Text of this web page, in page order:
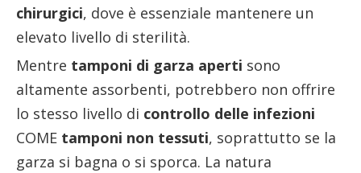
chirurgici, dove è essenziale mantenere un
elevato livello di sterilità.
Mentre tamponi di garza aperti sono
altamente assorbenti, potrebbero non offrire
lo stesso livello di controllo delle infezioni
COME tamponi non tessuti, soprattutto se la
garza si bagna o si sporca. La natura